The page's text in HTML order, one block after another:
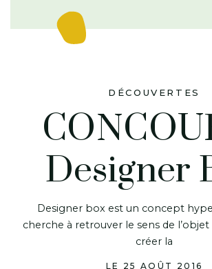
DÉCOUVERTES
Designer
Designer box est un concept
cherche à retrouver le sens de
créer la
LE 25 AOÛT 2016